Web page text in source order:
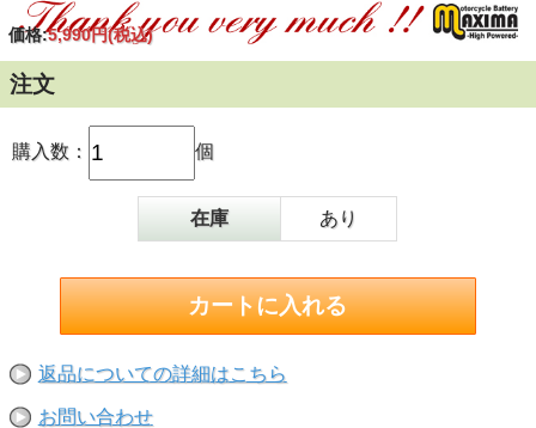
価格:5,990円(税込)
注文
購入数： 個
在庫 あり
返品についての詳細はこちら
お問い合わせ